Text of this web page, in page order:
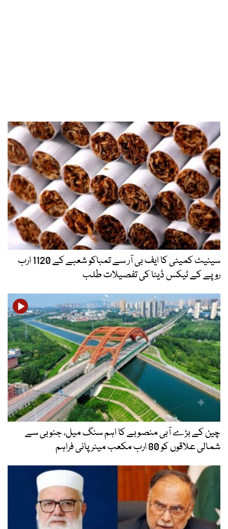
سینیٹ کمیٹی کا ایف بی آر سے تمباکو شعبے کے 1120 ارب
روپے کے ٹیکس ڈیٹا کی تفصیلات طلب
چین کے بڑے آبی منصوبے کا اہم سنگ میل، جنوبی سے
شمالی علاقوں کو 80 ارب مکعب میٹر پانی فراہم